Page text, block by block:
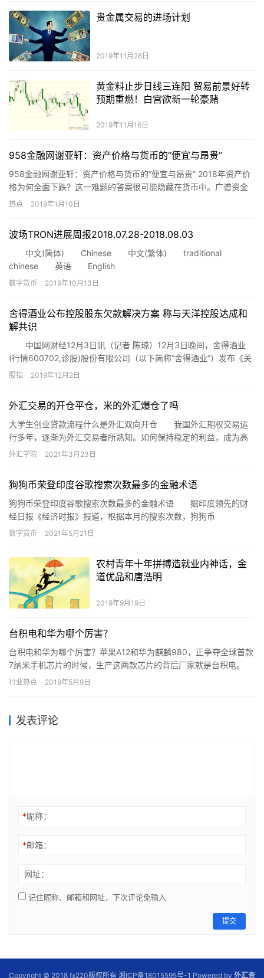
贵金属交易的进场计划
2019年11月28日
黄金料止步日线三连阳 贸易前景好转
预期重燃！白宫欲新一轮豪赌
2019年11月16日
958金融网谢亚轩：资产价格与货币的“便宜与昂贵”
​958金融网谢亚轩：资产价格与货币的“便宜与昂贵” 2018年资产价
格为何全面下跌？这一难题的答案很可能隐藏在货币中。广谱资金
价格下降的背面是货币贵了、货币少了。 根据德意志银行…
热点 2019年1月10日
波场TRON进展周报2018.07.28-2018.08.03
中文(简体) Chinese 中文(繁体) traditional
chinese 英语 English
数字货币 2019年10月13日
舍得酒业公布控股股东欠款解决方案 称与天洋控股达成和
解共识
中国网财经12月3日讯（记者 陈琼）12月3日晚间，舍得酒业
(行情600702,诊股)股份有限公司（以下简称“舍得酒业”）发布《关
于网络传闻的补充说明公告》，针对网络传闻“天洋控股集团持有的
股指 2019年12月2日
外汇交易的开仓平仓，米的外汇爆仓了吗
大学生创业贷款流程什么是外汇双向开仓 我国外汇期权交易运
行多年，逐渐为外汇交易者所熟知。如何保持稳定的利益，成为高
风险和高收益并存的交易品种？通过一年多的外汇期权实战交易，
外汇学院 2021年3月23日
狗狗币荣登印度谷歌搜索次数最多的金融术语
狗狗币荣登印度谷歌搜索次数最多的金融术语 据印度领先的财
经日报《经济时报》报道，根据本月的搜索次数，狗狗币
（Dogecoin）是印度谷歌上搜索次数最多的金融术语，超过了
数字货币 2021年5月21日
农村青年十年拼搏造就业内神话，金
道优品和唐浩明
2019年9月19日
台积电和华为哪个厉害？
台积电和华为哪个厉害？苹果A12和华为麒麟980，正争夺全球首款
7纳米手机芯片的时候，生产这两款芯片的背后厂家就是台积电。
行业热点 2019年5月9日
发表评论
*昵称：
*邮箱：
网址：
记住昵称、邮箱和网址，下次评论免输入
提交
Copyright © 2018 fx220版权所有 湘ICP备18015595号-1 Powered by 外汇查